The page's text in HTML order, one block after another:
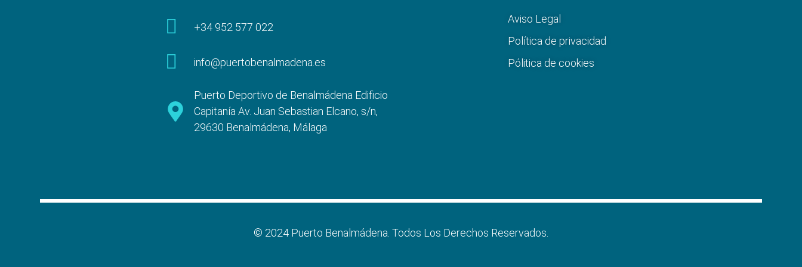
+34 952 577 022
info@puertobenalmadena.es
Puerto Deportivo de Benalmádena Edificio
Capitanía Av. Juan Sebastian Elcano, s/n,
29630 Benalmádena, Málaga
Aviso Legal
Política de privacidad
Pólitica de cookies
© 2024 Puerto Benalmádena. Todos Los Derechos Reservados.